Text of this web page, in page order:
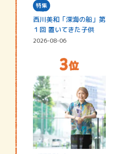
特集
西川美和「深海の船」第
１回 置いてきた子供
2026-08-06